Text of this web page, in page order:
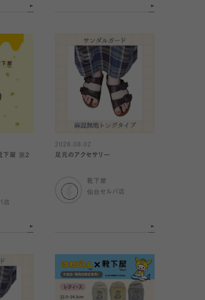
下屋 第2
店
2026.08.02
足元のアクセサリー
靴下屋
仙台セルバ店